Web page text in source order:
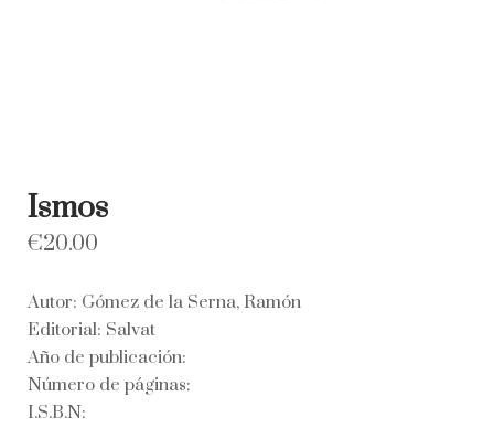
Ismos
€20.00
Autor: Gómez de la Serna, Ramón
Editorial: Salvat
Año de publicación:
Número de páginas:
I.S.B.N: